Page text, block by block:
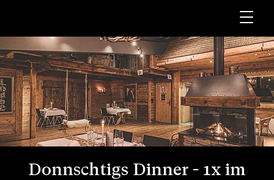
Donnschtigs Dinner - 1x im